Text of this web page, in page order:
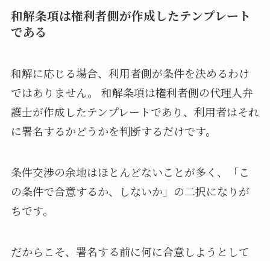
和解条項は権利者側が作成したテンプレート
である
和解に応じる場合、利用者側が条件を決めるわけ
ではありません。 和解条項は権利者側の代理人弁
護士が作成したテンプレートであり、利用者はそれ
に署名するかどうかを判断するだけです。
条件交渉の余地はほとんどないことが多く、「こ
の条件で合意するか、しないか」の二択になりが
ちです。
だからこそ、署名する前に何に合意しようとして